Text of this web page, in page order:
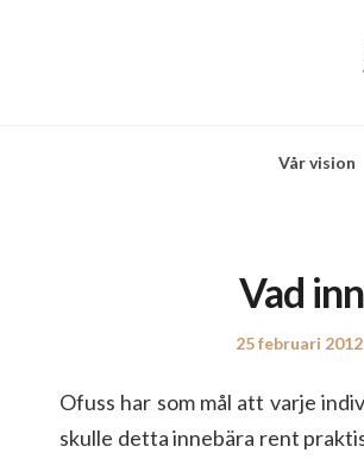
Vår vision
Vad
Posted
25 februari 2012
Ofuss har som mål att varje
skulle detta innebära rent